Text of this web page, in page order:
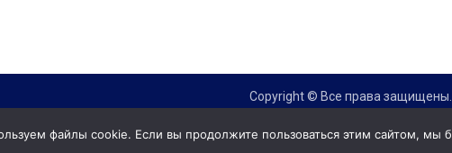
Copyright © Все права защищены.
файлы cookie. Если вы продолжите пользоваться этим сайтом, мы